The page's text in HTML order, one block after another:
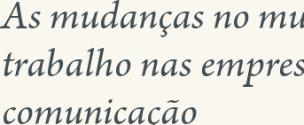
As mudanças no
trabalho nas
comunicação